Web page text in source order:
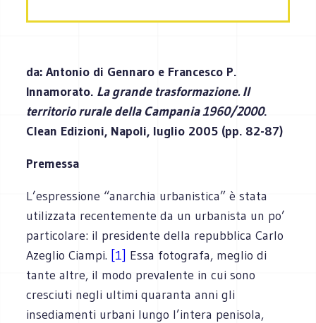
da: Antonio di Gennaro e Francesco P.
Innamorato. La grande trasformazione. Il
territorio rurale della Campania 1960/2000.
Clean Edizioni, Napoli, luglio 2005 (pp. 82-87)
Premessa
L’espressione “anarchia urbanistica” è stata
utilizzata recentemente da un urbanista un po’
particolare: il presidente della repubblica Carlo
Azeglio Ciampi. [1] Essa fotografa, meglio di
tante altre, il modo prevalente in cui sono
cresciuti negli ultimi quaranta anni gli
insediamenti urbani lungo l’intera penisola,